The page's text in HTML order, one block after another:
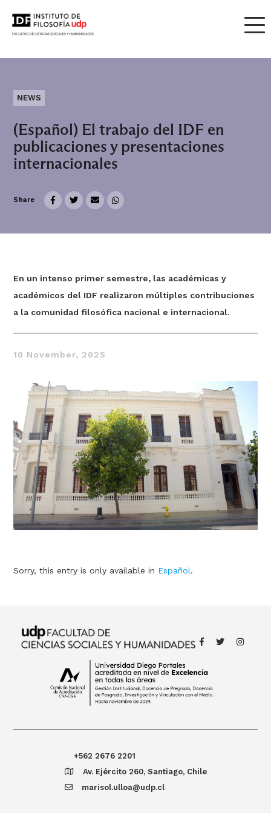
Thought
NEWS
(Español) El trabajo del IDF en
publicaciones y presentaciones
internacionales
Share
En un intenso primer semestre, las académicas y
académicos del IDF realizaron múltiples contribuciones
a la comunidad filosófica nacional e internacional.
10 November, 2025
Sorry, this entry is only available in Español.
+562 2676 2201
Av. Ejército 260, Santiago, Chile
marisol.ulloa@udp.cl